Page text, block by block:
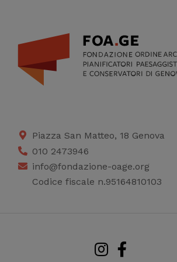
Piazza San Matteo, 18 Genova
010 2473946
info@fondazione-oage.org
Codice fiscale n.95164810103